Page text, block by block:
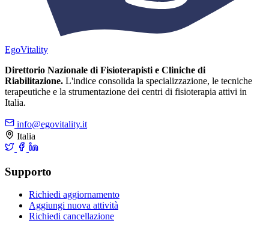
EgoVitality
Direttorio Nazionale di Fisioterapisti e Cliniche di
Riabilitazione. L'indice consolida la specializzazione, le tecniche
terapeutiche e la strumentazione dei centri di fisioterapia attivi in
Italia.
info@egovitality.it
Italia
Supporto
Richiedi aggiornamento
Aggiungi nuova attività
Richiedi cancellazione